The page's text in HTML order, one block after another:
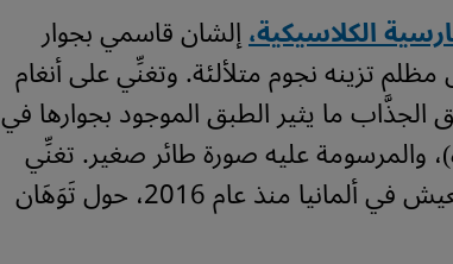
الكلاسيكية،إلشان قاسمي بجوار
تزينه نجوم متلألئة. وتغنِّي على أنغام
ما يثير الطبق الموجود بجوارها في
والمرسومة عليه صورة طائر صغير. تغنِّي
عازفة عود التار الموهوبة، التي تعيش في ألمانيا منذ عام 2016، حول تَوَهَان